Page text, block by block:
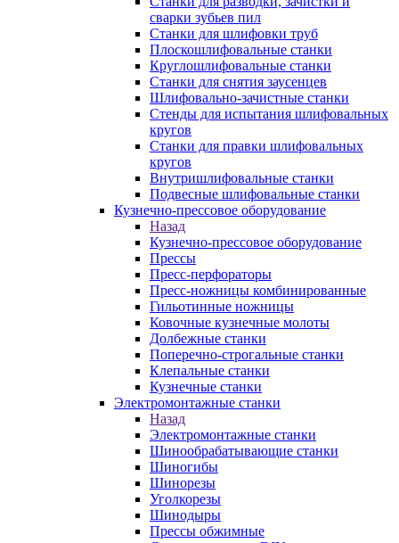
сварки зубьев пил
Станки для шлифовки труб
Плоскошлифовальные станки
Круглошлифовальные станки
Станки для снятия заусенцев
Шлифовально-зачистные станки
Стенды для испытания шлифовальных
кругов
Станки для правки шлифовальных
кругов
Внутришлифовальные станки
Подвесные шлифовальные станки
Кузнечно-прессовое оборудование
Назад
Кузнечно-прессовое оборудование
Прессы
Пресс-перфораторы
Пресс-ножницы комбинированные
Гильотинные ножницы
Ковочные кузнечные молоты
Долбежные станки
Поперечно-строгальные станки
Клепальные станки
Кузнечные станки
Электромонтажные станки
Назад
Электромонтажные станки
Шинообрабатывающие станки
Шиногибы
Шинорезы
Уголкорезы
Шинодыры
Прессы обжимные